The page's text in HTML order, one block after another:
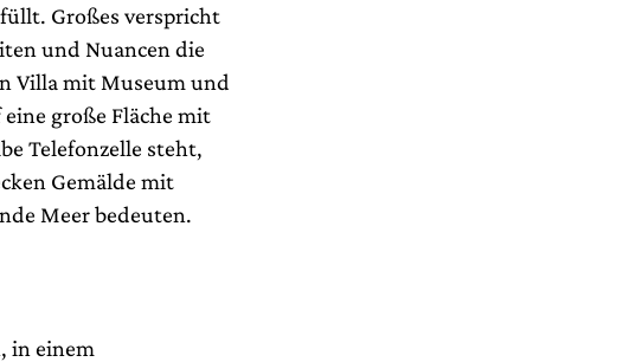
Großes verspricht
und Nuancen die
Villa mit Museum und
große Fläche mit
Telefonzelle steht,
Gemälde mit
Meer bedeuten.
in einem